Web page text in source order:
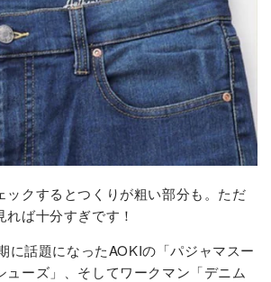
ックするとつくりが粗い部分も。ただ
ば十分すぎです！
に話題になったAOKIの「パジャマスー
ューズ」、そしてワークマン「デニム